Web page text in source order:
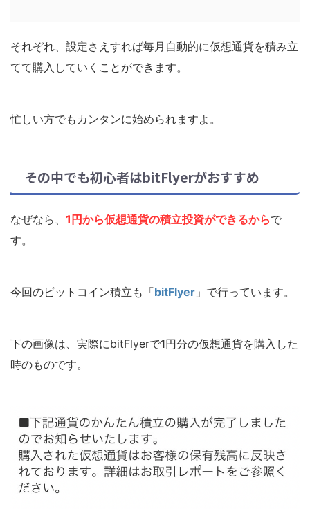
それぞれ、設定さえすれば毎月自動的に仮想通貨を積み立
てて購入 していくことができます。
忙しい方でもカンタンに始められますよ。
その中でも初心者はbitFlyerがおすすめ
なぜなら、 1円から仮想通貨の積立投資ができるからで
す。
今回のビットコイン積立も「bitFlyer 」で行っています。
下の画像は、実際にbitFlyerで1円分の仮想通貨を購入した
時のものです。